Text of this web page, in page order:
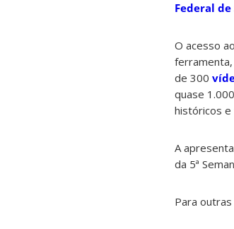
Federal de
O acesso
de 300
quase 1.000
históricos
A
da 5ª
Para